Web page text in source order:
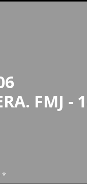
FMJ -
*